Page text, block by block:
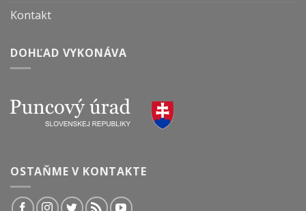
Kontakt
DOHĽAD VYKONÁVA
OSTAŇME V KONTAKTE